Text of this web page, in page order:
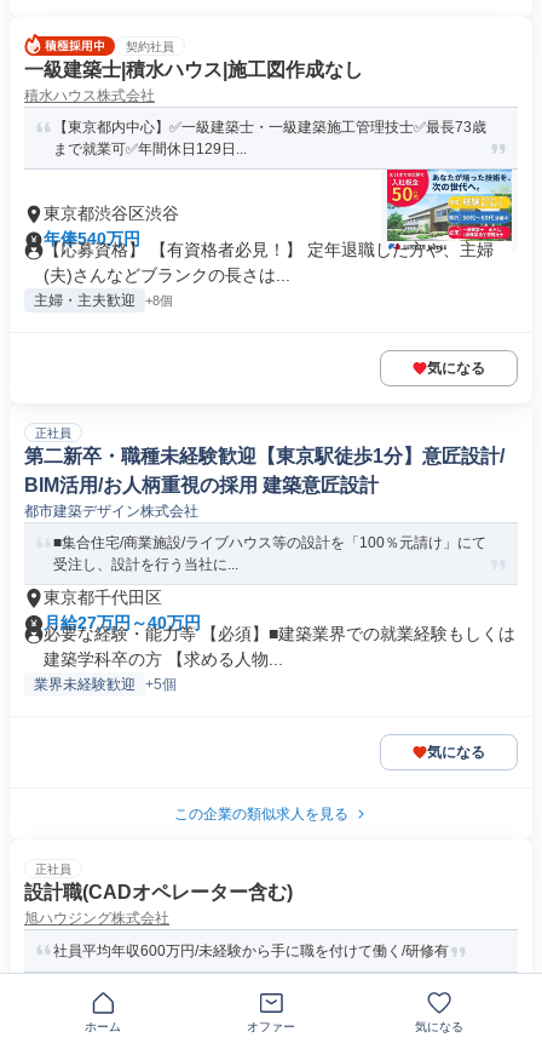
契約社員
一級建築士|積水ハウス|施工図作成なし
積水ハウス株式会社
【東京都内中心】✅一級建築士・一級建築施工管理技士✅最長73歳
まで就業可✅年間休日129日...
東京都渋谷区渋谷
年俸540万円
【応募資格】 【有資格者必見！】 定年退職した方や、主婦
(夫)さんなどブランクの長さは...
主婦・主夫歓迎 +8個
気になる
正社員
第二新卒・職種未経験歓迎【東京駅徒歩1分】意匠設計/
BIM活用/お人柄重視の採用 建築意匠設計
都市建築デザイン株式会社
■集合住宅/商業施設/ライブハウス等の設計を「100％元請け」にて
受注し、設計を行う当社に...
東京都千代田区
月給27万円～40万円
必要な経験・能力等 【必須】■建築業界での就業経験もしくは
建築学科卒の方 【求める人物...
業界未経験歓迎 +5個
気になる
この企業の類似求人を見る
正社員
設計職(CADオペレーター含む)
旭ハウジング株式会社
社員平均年収600万円/未経験から手に職を付けて働く/研修有
東京都新宿区西新宿
ホーム オファー 気になる